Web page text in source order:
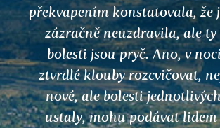
překvapením konstatovala, že
zázračně neuzdravila, ale
bolesti jsou pryč. Ano, v
ztvrdlé klouby rozcvičovat,
nové, ale bolesti
ustaly, mohu podávat